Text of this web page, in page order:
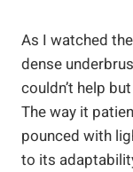
As I watched
dense
couldn’t help
The way it
pounced with
to its